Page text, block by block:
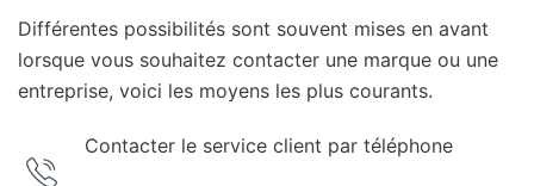
Différentes possibilités sont souvent mises en avant
lorsque vous souhaitez contacter une marque ou une
entreprise, voici les moyens les plus courants.
Contacter le service client par téléphone